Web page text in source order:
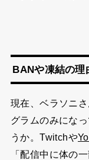
BANや凍結の理
現在、ベラソニ
グラムのみにな
うか。Twitchや
「配信中に体の